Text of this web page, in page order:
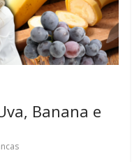
Banana e